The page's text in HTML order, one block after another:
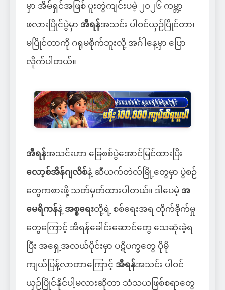
မှာ အိမ်ရှင်အဖြစ် ပူးတွဲကျင်းပမဲ့ ၂၀၂၆ ကမ္ဘာ့
ဖလားပြိုင်ပွဲမှာ အီရန်အသင်း ပါဝင်ယှဉ်ပြိုင်တာ၊
မပြိုင်တာကို ဂရုမစိုက်ဘူးလို့ အင်္ဂါနေ့မှာ ပြော
လိုက်ပါတယ်။
အီရန်အသင်းဟာ ခြေစစ်ပွဲအောင်မြင်ထားပြီး
လော့စ်အိန်ဂျလိစ်နဲ့ ဆီယက်တဲလ်မြို့တွေမှာ ပွဲစဉ်
တွေကစားဖို့ သတ်မှတ်ထားပါတယ်။ ဒါပေမဲ့ အ
မေရိကန်နဲ့ အစ္စရေးတို့ရဲ့ စစ်ရေးအရ တိုက်ခိုက်မှု
တွေကြောင့် အီရန်ခေါင်းဆောင်တွေ သေဆုံးခဲ့ရ
ပြီး အရှေ့အလယ်ပိုင်းမှာ ပဋိပက္ခတွေ ပိုမို
ကျယ်ပြန့်လာတာကြောင့် အီရန်အသင်း ပါဝင်
ယှဉ်ပြိုင်နိုင်ပါ့မလားဆိုတာ သံသယဖြစ်စရာတွေ